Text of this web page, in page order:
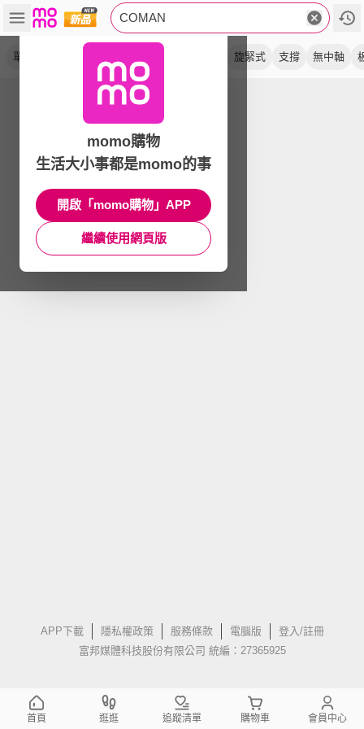
COMAN
單腳架 旋緊式 支撐 無中軸
APP下載 隱私權政策 服務條款 電腦版
登入/註冊
富邦媒體科技股份有限公司 統編：27365925
momo購物
生活大小事都是momo的事
開啟「momo購物」APP
繼續使用網頁版
首頁 逛逛 追蹤清單 購物車 會員中心